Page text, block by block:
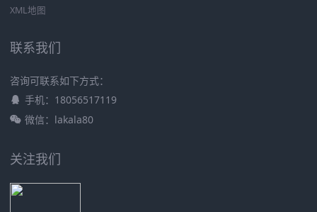
XML地图
联系我们
咨询可联系如下方式：
手机：18056517119
微信：lakala80
关注我们